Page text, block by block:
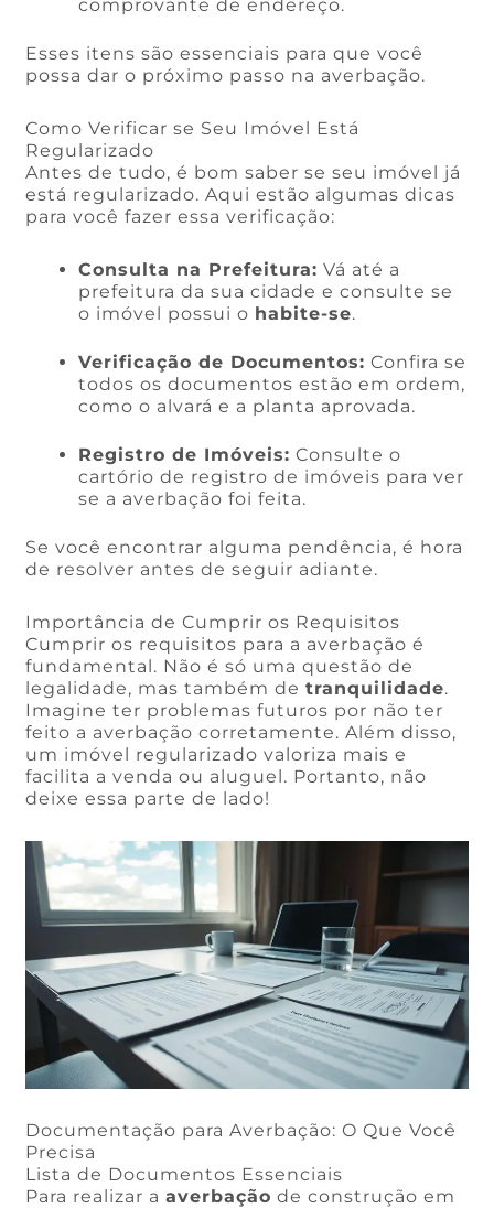
comprovante de endereço.
Esses itens são essenciais para que você
possa dar o próximo passo na averbação.
Como Verificar se Seu Imóvel Está
Regularizado
Antes de tudo, é bom saber se seu imóvel já
está regularizado. Aqui estão algumas dicas
para você fazer essa verificação:
Consulta na Prefeitura: Vá até a
prefeitura da sua cidade e consulte se
o imóvel possui o habite-se.
Verificação de Documentos: Confira se
todos os documentos estão em ordem,
como o alvará e a planta aprovada.
Registro de Imóveis: Consulte o
cartório de registro de imóveis para ver
se a averbação foi feita.
Se você encontrar alguma pendência, é hora
de resolver antes de seguir adiante.
Importância de Cumprir os Requisitos
Cumprir os requisitos para a averbação é
fundamental. Não é só uma questão de
legalidade, mas também detranquilidade.
Imagine ter problemas futuros por não ter
feito a averbação corretamente. Além disso,
um imóvel regularizado valoriza mais e
facilita a venda ou aluguel. Portanto, não
deixe essa parte de lado!
Documentação para Averbação: O Que Você
Precisa
Lista de Documentos Essenciais
Para realizar aaverbação de construção em